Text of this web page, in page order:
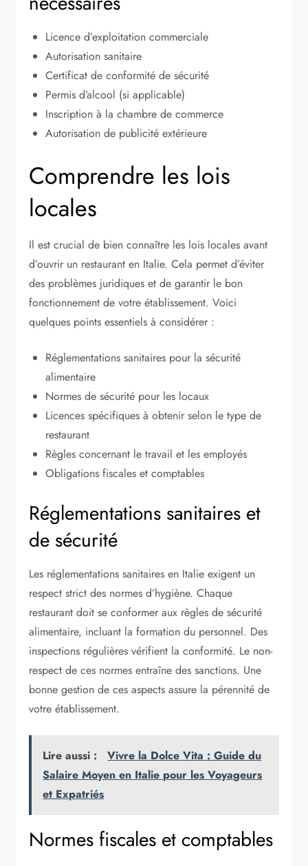
Licence d’exploitation commerciale
Autorisation sanitaire
Certificat de conformité de sécurité
Permis d’alcool (si applicable)
Inscription à la chambre de commerce
Autorisation de publicité extérieure
Comprendre les lois
locales
Il est crucial de bien connaître les lois locales avant
d’ouvrir un restaurant en Italie. Cela permet d’éviter
des problèmes juridiques et de garantir le bon
fonctionnement de votre établissement. Voici
quelques points essentiels à considérer :
Réglementations sanitaires pour la sécurité
alimentaire
Normes de sécurité pour les locaux
Licences spécifiques à obtenir selon le type de
restaurant
Règles concernant le travail et les employés
Obligations fiscales et comptables
Réglementations sanitaires et
de sécurité
Les réglementations sanitaires en Italie exigent un
respect strict des normes d’hygiène. Chaque
restaurant doit se conformer aux règles de sécurité
alimentaire, incluant la formation du personnel. Des
inspections régulières vérifient la conformité. Le non-
respect de ces normes entraîne des sanctions. Une
bonne gestion de ces aspects assure la pérennité de
votre établissement.
Lire aussi :
Vivre la Dolce Vita : Guide du
Salaire Moyen en Italie pour les Voyageurs
et Expatriés
Normes fiscales et comptables